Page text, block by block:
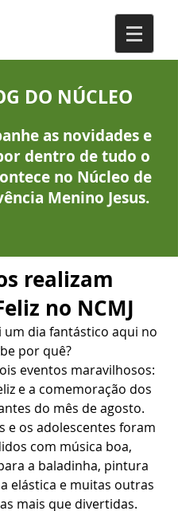
DO NÚCLEO
as novidades e
dentro de tudo o
no Núcleo de
Menino Jesus.
realizam
no NCMJ
um dia fantástico aqui no
por quê?
eventos maravilhosos:
e a comemoração dos
do mês de agosto.
e os adolescentes foram
com música boa,
a baladinha, pintura
elástica e muitas outras
mais que divertidas.